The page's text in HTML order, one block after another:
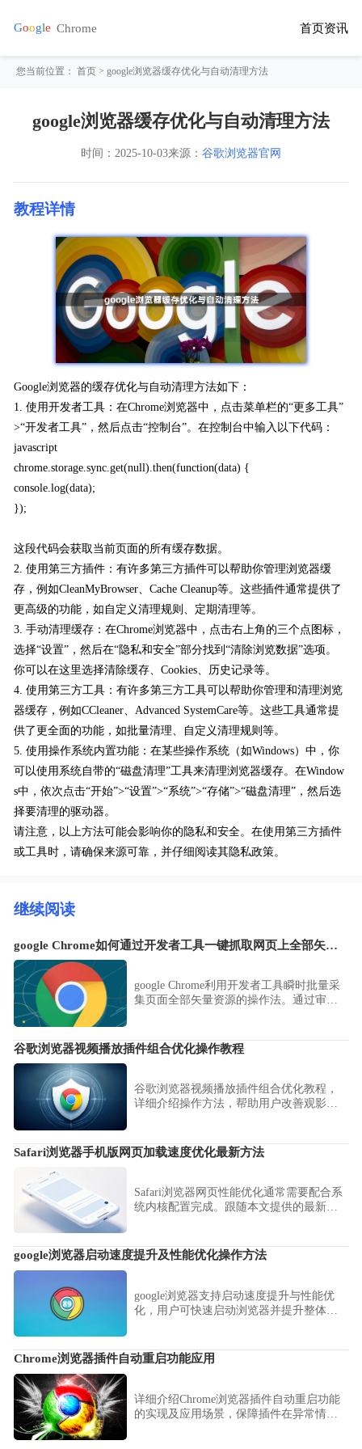
首页资讯
您当前位置：首页 > google浏览器缓存优化与自动清理方法
google浏览器缓存优化与自动清理方法
时间： 2025-10-03来源： 谷歌浏览器官网
教程详情
Google浏览器的缓存优化与自动清理方法如下：
1. 使用开发者工具：在Chrome浏览器中，点击菜单栏的“更多工具”
>“开发者工具”，然后点击“控制台”。在控制台中输入以下代码：
javascript
chrome.storage.sync.get(null).then(function(data) {
console.log(data);
});
这段代码会获取当前页面的所有缓存数据。
2. 使用第三方插件：有许多第三方插件可以帮助你管理浏览器缓
存，例如CleanMyBrowser、Cache Cleanup等。这些插件通常提供了
更高级的功能，如自定义清理规则、定期清理等。
3. 手动清理缓存：在Chrome浏览器中，点击右上角的三个点图标，
选择“设置”，然后在“隐私和安全”部分找到“清除浏览数据”选项。
你可以在这里选择清除缓存、Cookies、历史记录等。
4. 使用第三方工具：有许多第三方工具可以帮助你管理和清理浏览
器缓存，例如CCleaner、Advanced SystemCare等。这些工具通常提
供了更全面的功能，如批量清理、自定义清理规则等。
5. 使用操作系统内置功能：在某些操作系统（如Windows）中，你
可以使用系统自带的“磁盘清理”工具来清理浏览器缓存。在Window
s中，依次点击“开始”>“设置”>“系统”>“存储”>“磁盘清理”，然后选
择要清理的驱动器。
请注意，以上方法可能会影响你的隐私和安全。在使用第三方插件
或工具时，请确保来源可靠，并仔细阅读其隐私政策。
继续阅读
google Chrome如何通过开发者工具一键抓取网页上全部矢量图
google Chrome利用开发者工具瞬时批量采
集页面全部矢量资源的操作法。通过审查
谷歌浏览器视频播放插件组合优化操作教程
谷歌浏览器视频播放插件组合优化教程，
详细介绍操作方法，帮助用户改善观影体
Safari浏览器手机版网页加载速度优化最新方法
Safari浏览器网页性能优化通常需要配合系
统内核配置完成。跟随本文提供的最新加
态。
google浏览器启动速度提升及性能优化操作方法
google浏览器支持启动速度提升与性能优
化，用户可快速启动浏览器并提升整体使
Chrome浏览器插件自动重启功能应用
详细介绍Chrome浏览器插件自动重启功能
的实现及应用场景，保障插件在异常情况